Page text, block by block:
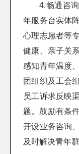
4.畅通咨
年服务台实体
心理志愿者等
健康、亲子关
感知青年温度
团组织及工会
员工诉求反映
题。鼓励有条
开设业务咨询
及时解决青年